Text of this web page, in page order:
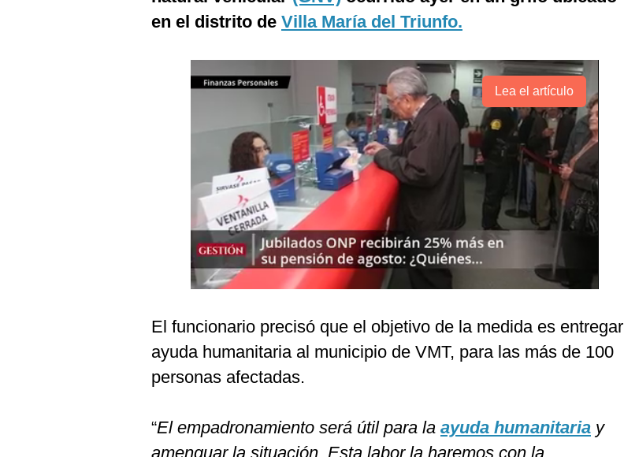
en el distrito de Villa María del Triunfo.
Lea el artículo
El funcionario precisó que el objetivo de la medida es entregar
ayuda humanitaria al municipio de VMT, para las más de 100
personas afectadas.
“El empadronamiento será útil para la ayuda humanitaria y
amenguar la situación. Esta labor la haremos con la